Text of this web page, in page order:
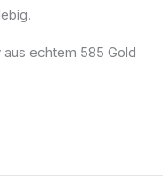
echtem 585 Gold